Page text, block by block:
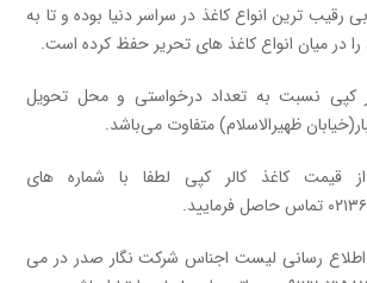
رقیب ترین انواع کاغذ در سراسر دنیا بوده و تا به
را در میان انواع کاغذ های تحریر حفظ کرده است.
کپی نسبت به تعداد درخواستی و محل تحویل
ظهیرالاسلام) متفاوت می‌باشد.
قیمت کاغذ کالر کپی لطفا با شماره های
اطلاع رسانی لیست اجناس شرکت نگار صدر در می